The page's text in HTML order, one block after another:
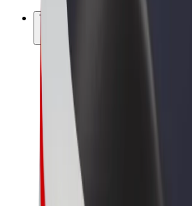
Teenused
Sõidud
Tõukerattad
Bolt Market
Bolt Food
Bolt Drive
Bolt for Business
Elektrijalgrattad